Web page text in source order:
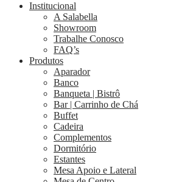
Institucional
A Salabella
Showroom
Trabalhe Conosco
FAQ’s
Produtos
Aparador
Banco
Banqueta | Bistrô
Bar | Carrinho de Chá
Buffet
Cadeira
Complementos
Dormitório
Estantes
Mesa Apoio e Lateral